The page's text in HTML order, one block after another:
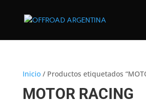
Inicio/ Productos etiquetados
MOTOR RACING